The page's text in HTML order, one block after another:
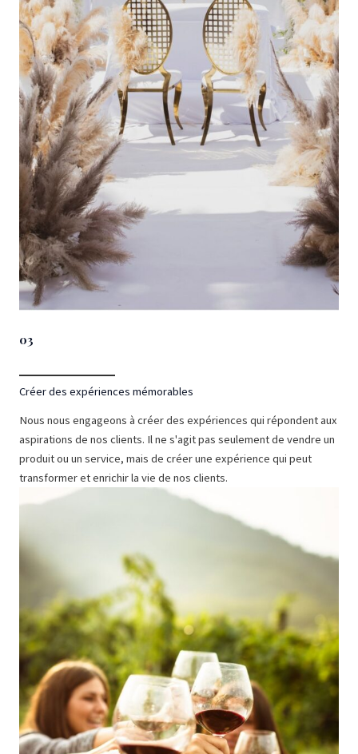
03
Créer des expériences mémorables
Nous nous engageons à créer des expériences qui répondent aux
aspirations de nos clients. Il ne s'agit pas seulement de vendre un
produit ou un service, mais de créer une expérience qui peut
transformer et enrichir la vie de nos clients.